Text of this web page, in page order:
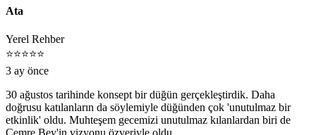
Ata
Yerel Rehber
⭐⭐⭐⭐⭐
3 ay önce
30 ağustos tarihinde konsept bir düğün gerçekleştirdik. Daha
doğrusu katılanların da söylemiyle düğünden çok 'unutulmaz bir
etkinlik' oldu. Muhteşem gecemizi unutulmaz kılanlardan biri de
Cemre Bey'in vizyonu özveriyle oldu.